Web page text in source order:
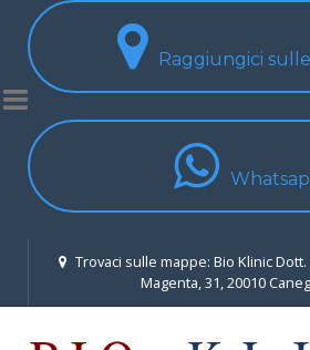
Raggiungici
Trovaci sulle mappe: Bio Klinic
Magenta, 31, 20010